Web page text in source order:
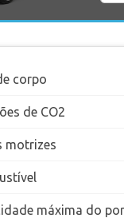
corpo
de CO2
motrizes
máxima do